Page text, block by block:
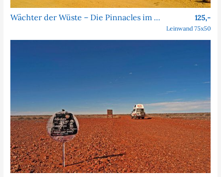
Wächter der Wüste – Die Pinnacles im Nambung-Nationalpark 125,-
Leinwand 75x50